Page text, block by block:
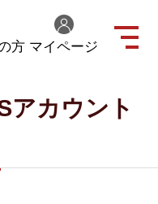
方 マイページ
アカウント